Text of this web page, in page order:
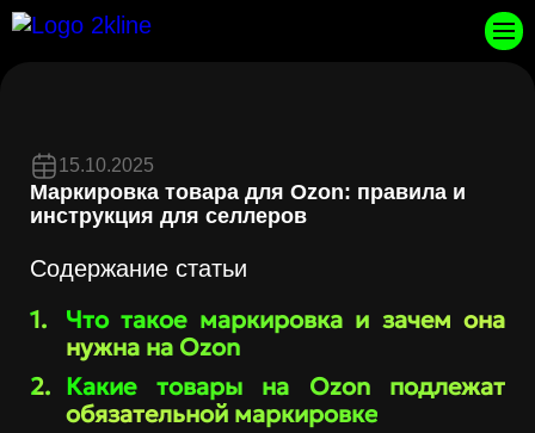
15.10.2025
Маркировка товара для Ozon: правила и
инструкция для селлеров
Содержание статьи
Что такое маркировка и зачем она
нужна на Ozon
Какие товары на Ozon подлежат
обязательной маркировке